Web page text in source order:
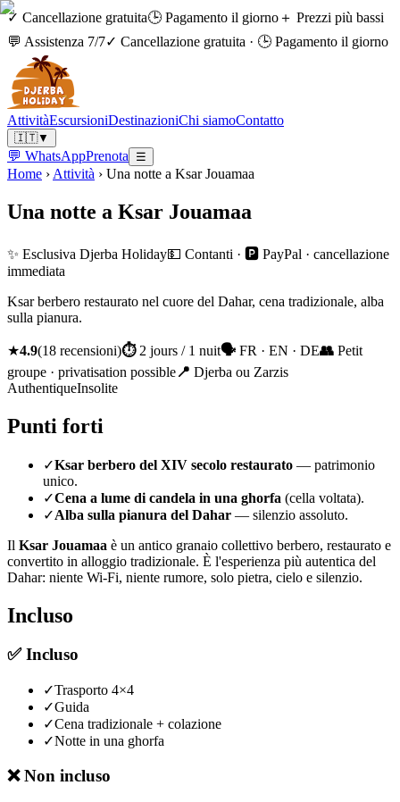
✓ Cancellazione gratuita🕒 Pagamento il giorno＋ Prezzi più bassi
💬 Assistenza 7/7✓ Cancellazione gratuita · 🕒 Pagamento il giorno
AttivitàEscursioniDestinazioniChi siamoContatto
🇮🇹▼
💬 WhatsAppPrenota ☰
Home › Attività › Una notte a Ksar Jouamaa
Una notte a Ksar Jouamaa
✨ Esclusiva Djerba Holiday💵 Contanti · 🅿️ PayPal · cancellazione
immediata
Ksar berbero restaurato nel cuore del Dahar, cena tradizionale, alba
sulla pianura.
★4.9(18 recensioni)⏱ 2 jours / 1 nuit🗣 FR · EN · DE👥 Petit
groupe · privatisation possible📍 Djerba ou Zarzis
AuthentiqueInsolite
Punti forti
✓Ksar berbero del XIV secolo restaurato — patrimonio
unico.
✓Cena a lume di candela in una ghorfa (cella voltata).
✓Alba sulla pianura del Dahar — silenzio assoluto.
Il Ksar Jouamaa è un antico granaio collettivo berbero, restaurato e
convertito in alloggio tradizionale. È l'esperienza più autentica del
Dahar: niente Wi-Fi, niente rumore, solo pietra, cielo e silenzio.
Incluso
✅Incluso
✓Trasporto 4×4
✓Guida
✓Cena tradizionale + colazione
✓Notte in una ghorfa
❌Non incluso